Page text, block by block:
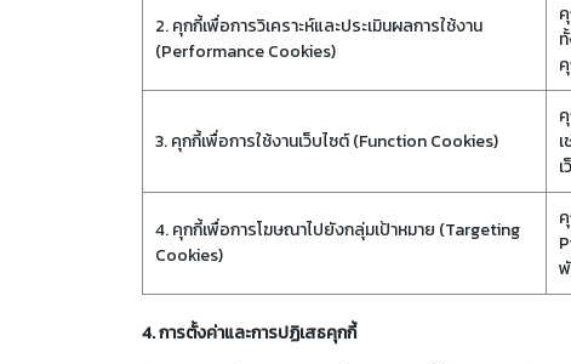
2. คุกกี้เพื่อการวิเคราะห์และประเมินผลการใช้งาน
(Performance Cookies)
3. คุกกี้เพื่อการใช้งานเว็บไซต์ (Function Cookies)
4. คุกกี้เพื่อการโฆษณาไปยังกลุ่มเป้าหมาย (Targeting
Cookies)
4. การตั้งค่าและการปฏิเสธคุกกี้